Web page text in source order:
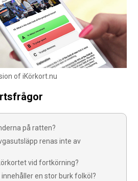
of iKörkort.nu
på ratten?
renas inte av
vid fortkörning?
en stor burk folköl?